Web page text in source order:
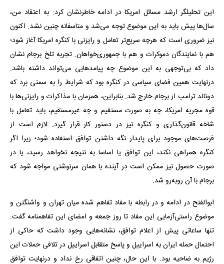
این تحلیلگر ارشد مسائل امریکا در ادامه خاطرنشان کرد: به اعتقاد من،
سال‌ها پیش باید به این موضوع توجه می‌شد و متاسفانه چنین نشد. اکنون
نیز ضروری است که هرچه سریع‌تر تعامل و رایزنی با کنگره امریکا آغاز شود؛
هم با نمایندگان دموکرات و هم با جمهوری‌خواهان. تجربه تلخ برجام نشان
داد که بی‌توجهی به این موضوع چه پیامدهایی می‌تواند داشته باشد.
درنهایت همین فضای سیاسی در کنگره بود که شرایط را به سمتی برد که
دونالد ترامپ از برجام خارج شد. بنابراین، همزمان با مذاکرات و رایزنی‌ها با
قوه مجریه امریکا، چه به ‌صورت مستقیم و چه غیرمستقیم، باید تعامل با
شاخه قانون‌گذاری و کنگره نیز در دستور کار قرار گیرد. لازم است از
فرصت‌های موجود برای پایدار نگه داشتن توافق استفاده شود؛ زیرا اگر
کنگره همراهی نکند، این توافق یا اساسا به نتیجه نخواهد رسید، یا در
صورت حصول نیز ممکن است در آینده با همان سرنوشتی مواجه شود که
برجام با آن روبه‌رو شد.
ابوالفتح در ادامه و در رابطه با مفاد تفاهم شده میان تهران و واشنگتن و
موضوع راستی‌آزمایی این مفاد تا روز جمعه و امضای این تفاهمنامه گفت:
تنها ساعاتی پیش از اعلام توافق، نشانه‌هایی وجود داشت که حاکی از
احتمال حمله ایران به اسراییل و پاسخ متقابل اسراییل در تلافی حملات این
رژیم به ضاحیه بود. با این حال، چنین اتفاقی رخ نداد و درنهایت توافق